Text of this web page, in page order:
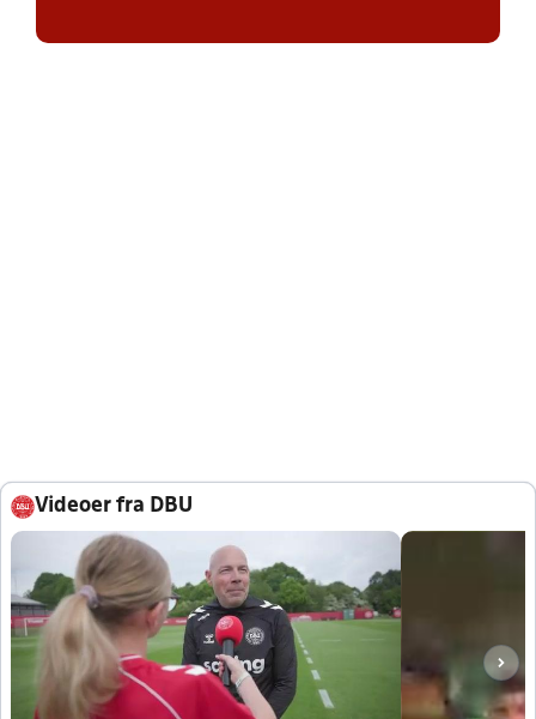
Videoer fra DBU